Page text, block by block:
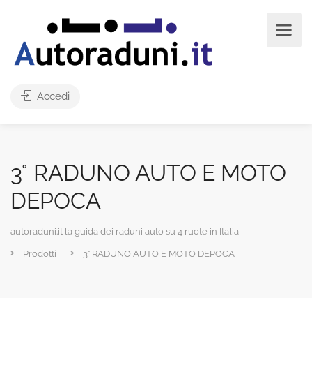
Accedi
3° RADUNO AUTO E MOTO
DEPOCA
autoraduni.it la guida dei raduni auto su 4 ruote in Italia
Prodotti 3° RADUNO AUTO E MOTO DEPOCA